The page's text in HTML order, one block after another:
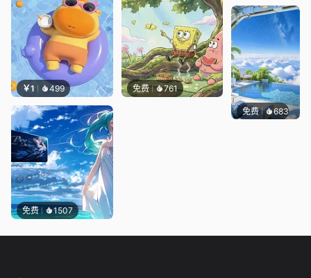
￥1 499 免费 761
免费 1507
免费 683豆子